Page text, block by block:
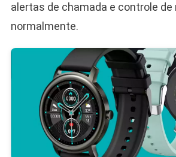
alertas de chamada e controle
normalmente.